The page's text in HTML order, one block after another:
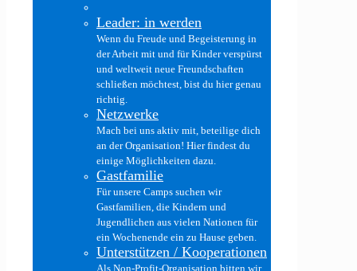
Leader: in werden
Wenn du Freude und Begeisterung in
der Arbeit mit und für Kinder verspürst
und weltweit neue Freundschaften
schließen möchtest, bist du hier genau
richtig.
Netzwerke
Mach bei uns aktiv mit, beteilige dich
an der Organisation! Hier findest du
einige Möglichkeiten dazu.
Gastfamilie
Für unsere Camps suchen wir
Gastfamilien, die Kindern und
Jugendlichen aus vielen Nationen für
ein Wochenende ein zu Hause geben.
Unterstützen / Kooperationen
Als Non-Profit-Organisation bitten wir